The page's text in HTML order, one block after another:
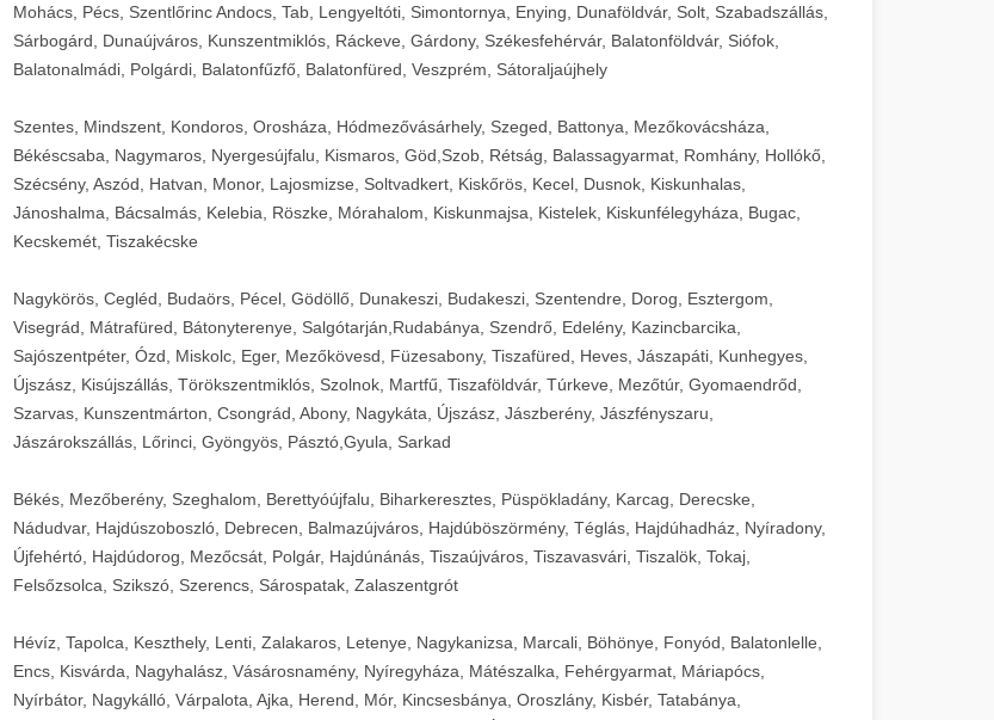
Mohács, Pécs, Szentlőrinc Andocs, Tab, Lengyeltóti, Simontornya, Enying, Dunaföldvár, Solt, Szabadszállás,
Sárbogárd, Dunaújváros, Kunszentmiklós, Ráckeve, Gárdony, Székesfehérvár, Balatonföldvár, Siófok,
Balatonalmádi, Polgárdi, Balatonfűzfő, Balatonfüred, Veszprém, Sátoraljaújhely
Szentes, Mindszent, Kondoros, Orosháza, Hódmezővásárhely, Szeged, Battonya, Mezőkovácsháza,
Békéscsaba, Nagymaros, Nyergesújfalu, Kismaros, Göd,Szob, Rétság, Balassagyarmat, Romhány, Hollókő,
Szécsény, Aszód, Hatvan, Monor, Lajosmizse, Soltvadkert, Kiskőrös, Kecel, Dusnok, Kiskunhalas,
Jánoshalma, Bácsalmás, Kelebia, Röszke, Mórahalom, Kiskunmajsa, Kistelek, Kiskunfélegyháza, Bugac,
Kecskemét, Tiszakécske
Nagykörös, Cegléd, Budaörs, Pécel, Gödöllő, Dunakeszi, Budakeszi, Szentendre, Dorog, Esztergom,
Visegrád, Mátrafüred, Bátonyterenye, Salgótarján,Rudabánya, Szendrő, Edelény, Kazincbarcika,
Sajószentpéter, Ózd, Miskolc, Eger, Mezőkövesd, Füzesabony, Tiszafüred, Heves, Jászapáti, Kunhegyes,
Újszász, Kisújszállás, Törökszentmiklós, Szolnok, Martfű, Tiszaföldvár, Túrkeve, Mezőtúr, Gyomaendrőd,
Szarvas, Kunszentmárton, Csongrád, Abony, Nagykáta, Újszász, Jászberény, Jászfényszaru,
Jászárokszállás, Lőrinci, Gyöngyös, Pásztó,Gyula, Sarkad
Békés, Mezőberény, Szeghalom, Berettyóújfalu, Biharkeresztes, Püspökladány, Karcag, Derecske,
Nádudvar, Hajdúszoboszló, Debrecen, Balmazújváros, Hajdúböszörmény, Téglás, Hajdúhadház, Nyíradony,
Újfehértó, Hajdúdorog, Mezőcsát, Polgár, Hajdúnánás, Tiszaújváros, Tiszavasvári, Tiszalök, Tokaj,
Felsőzsolca, Szikszó, Szerencs, Sárospatak, Zalaszentgrót
Hévíz, Tapolca, Keszthely, Lenti, Zalakaros, Letenye, Nagykanizsa, Marcali, Böhönye, Fonyód, Balatonlelle,
Encs, Kisvárda, Nagyhalász, Vásárosnamény, Nyíregyháza, Mátészalka, Fehérgyarmat, Máriapócs,
Nyírbátor, Nagykálló, Várpalota, Ajka, Herend, Mór, Kincsesbánya, Oroszlány, Kisbér, Tatabánya,